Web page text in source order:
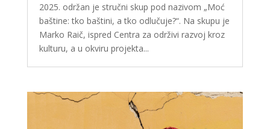
2025. održan je stručni skup pod nazivom „Moć
baštine: tko baštini, a tko odlučuje?“. Na skupu je
Marko Raič, ispred Centra za održivi razvoj kroz
kulturu, a u okviru projekta...